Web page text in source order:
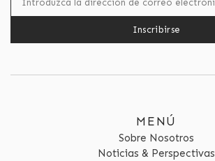
Inscribirse
MENÚ
Sobre Nosotros
Noticias & Perspectivas